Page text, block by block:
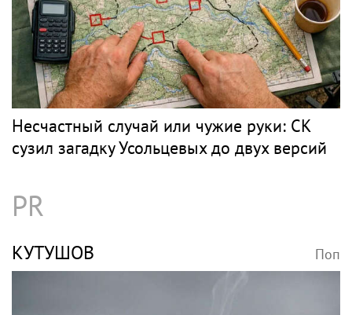
Несчастный случай или чужие руки: СК
сузил загадку Усольцевых до двух версий
PR
КУТУШОВ Поп